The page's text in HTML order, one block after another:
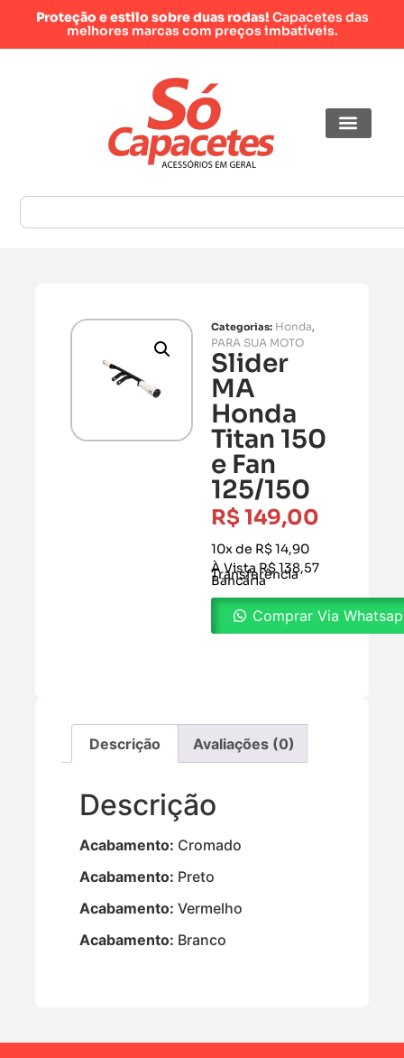
Proteção e estilo sobre duas rodas! Capacetes das
melhores marcas com preços imbatíveis.
Categorias: Honda,
PARA SUA MOTO
Slider
MA
Honda
Titan 150
e Fan
125/150
R$149,00
10x de R$ 14,90
À Vista R$ 138,57
Transferência
Bancária
Comprar Via
Descrição Avaliações (0)
Descrição
Acabamento: Cromado
Acabamento: Preto
Acabamento: Vermelho
Acabamento: Branco